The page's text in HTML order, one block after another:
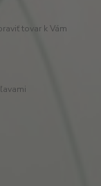
tovar k Vám